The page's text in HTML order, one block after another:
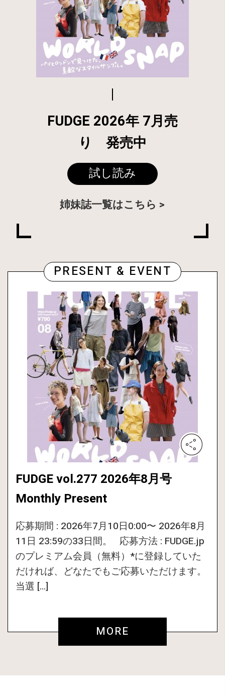
FUDGE 2026年 7月売
り 発売中
試し読み
姉妹誌一覧はこちら
PRESENT & EVENT
FUDGE vol.277 2026年8月号
Monthly Present
応募期間 : 2026年7月10日0:00〜 2026年8月
11日 23:59の33日間。 応募方法 : FUDGE.jp
のプレミアム会員（無料）*に登録していた
だければ、どなたでもご応募いただけます。
当選 […]
MORE